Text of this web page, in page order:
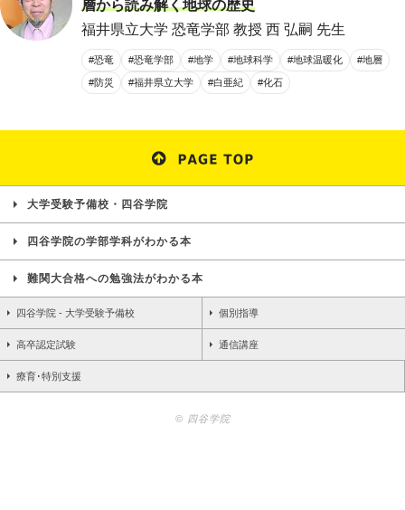
層から読み解く地球の歴史
福井県立大学 恐竜学部 教授 西 弘嗣 先生
#恐竜 #恐竜学部 #地学 #地球科学 #地球温暖化 #地層
#防災 #福井県立大学 #白亜紀 #化石
大学受験予備校・四谷学院
四谷学院の学部学科がわかる本
難関大合格への勉強法がわかる本
四谷学院 - 大学受験予備校 個別指導
高卒認定試験 通信講座
療育･特別支援
© 四谷学院